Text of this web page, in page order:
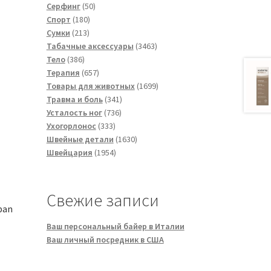
Серфинг 5050
Спорт 180180
товаров
Сумки 213213
товаров
Табачные аксессуары 34633463
Тело 386386
товаров
Терапия 657657
товаров
Товары для животных 16991699
Травма и боль 341341
товар
Усталость ног 736736
Ухогорлонос 333333
товара
Швейные детали 16301630
Швейцария 19541954
Свежие записи
Ваш персональный байер в Италии
Ваш личный посредник в США